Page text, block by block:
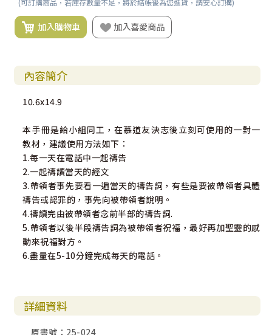
(可訂購商品，若庫存數量不足，將於結帳後為您進貨，請安心訂購)
加入購物車 加入喜愛商品
內容簡介
10.6x14.9
本手冊是給小組同工，在慕道友決志後立刻可使用的一對一
教材，建議使用方法如下：
1.每一天在電話中一起禱告
2.一起禱讀當天的經文
3.帶領者事先要看一遍當天的禱告詞，有些是要被帶領者具體
禱告或認罪的，事先向被帶領者說明。
4.禱讀完由被帶領者念前半部的禱告詞.
5.帶領者以後半段禱告詞為被帶領者祝福，最好再加聖靈的感
動來祝福對方。
6.盡量在5-10分鐘完成每天的電話。
詳細資料
原書號：25-024